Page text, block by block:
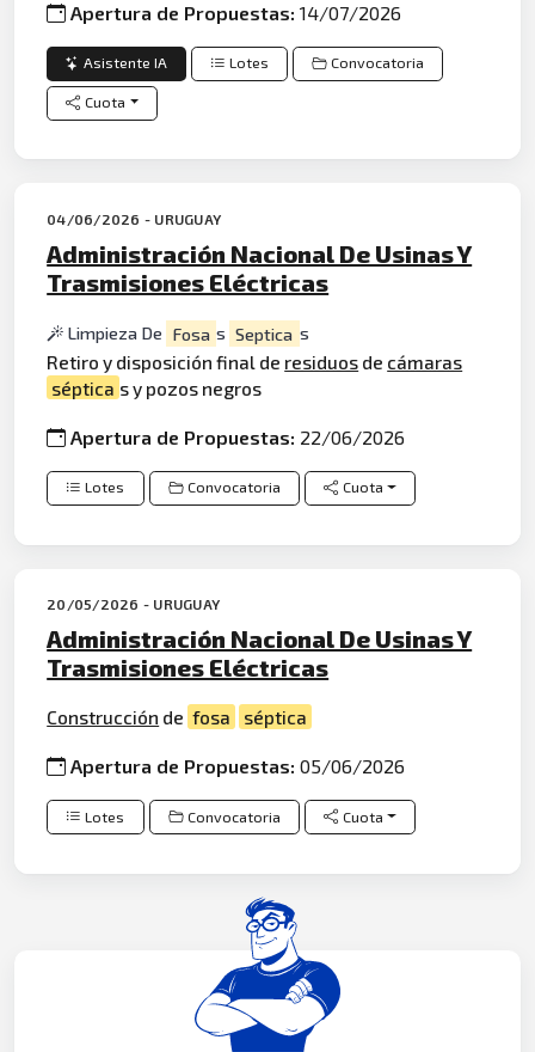
Apertura de Propuestas:14/07/2026
Asistente IA Lotes Convocatoria
Cuota
04/06/2026 - URUGUAY
Administración Nacional De Usinas Y
Trasmisiones Eléctricas
Limpieza De Fosa s Septica s
Retiro y disposición final de residuos de cámaras
séptica s y pozos negros
Apertura de Propuestas: 22/06/2026
Lotes Convocatoria Cuota
20/05/2026 - URUGUAY
Administración Nacional De Usinas Y
Trasmisiones Eléctricas
Construcción de fosa séptica
Apertura de Propuestas:05/06/2026
Lotes Convocatoria Cuota